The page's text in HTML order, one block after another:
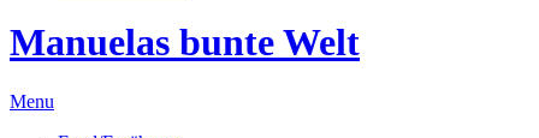
Manuelas bunte Welt
Menu